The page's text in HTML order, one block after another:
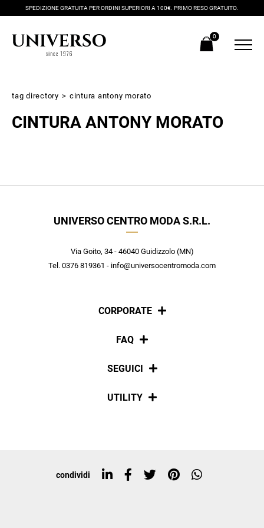
SPEDIZIONE GRATUITA PER ORDINI SUPERIORI A 100€. PRIMO RESO GRATUITO.
0
tag directory > cintura antony morato
CINTURA ANTONY MORATO
UNIVERSO CENTRO MODA S.R.L.
Via Goito, 34 - 46040 Guidizzolo (MN)
Tel. 0376 819361 - info@universocentromoda.com
CORPORATE
Chi siamo
FAQ
Pagamenti
SEGUICI
Social
UTILITY
Top ricerche
condividi
Ricevi subito il tuo promocode con lo sconto del 20% su tutti i
nuovi arrivi utilizzabile anche in negozio!
scopri in anteprima le offerte in esclusiva a te riservate.